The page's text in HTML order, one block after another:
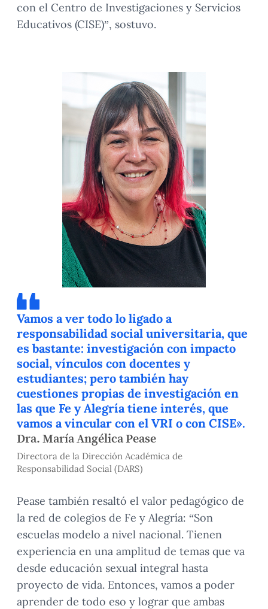
con el Centro de Investigaciones y Servicios
Educativos (CISE)”, sostuvo.
Vamos a ver todo lo ligado a
responsabilidad social universitaria, que
es bastante: investigación con impacto
social, vínculos con docentes y
estudiantes; pero también hay
cuestiones propias de investigación en
las que Fe y Alegría tiene interés, que
vamos a vincular con el VRI o con CISE».
Dra. María Angélica Pease
Directora de la Dirección Académica de
Responsabilidad Social (DARS)
Pease también resaltó el valor pedagógico de
la red de colegios de Fe y Alegría: “Son
escuelas modelo a nivel nacional. Tienen
experiencia en una amplitud de temas que va
desde educación sexual integral hasta
proyecto de vida. Entonces, vamos a poder
aprender de todo eso y lograr que ambas